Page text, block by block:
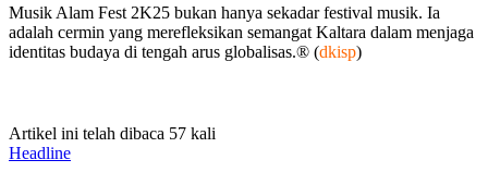
Musik Alam Fest 2K25 bukan hanya sekadar festival musik. Ia
adalah cermin yang merefleksikan semangat Kaltara dalam menjaga
identitas budaya di tengah arus globalisas.® (dkisp)
Artikel ini telah dibaca 57 kali
Headline